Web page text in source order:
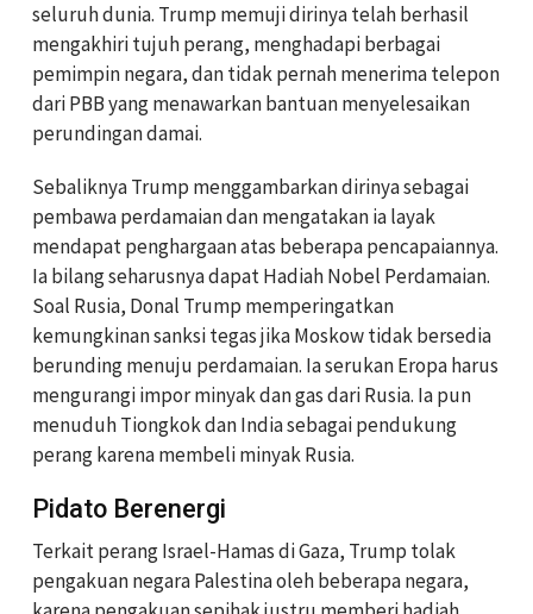
seluruh dunia. Trump memuji dirinya telah berhasil
mengakhiri tujuh perang, menghadapi berbagai
pemimpin negara, dan tidak pernah menerima telepon
dari PBB yang menawarkan bantuan menyelesaikan
perundingan damai.
Sebaliknya Trump menggambarkan dirinya sebagai
pembawa perdamaian dan mengatakan ia layak
mendapat penghargaan atas beberapa pencapaiannya.
Ia bilang seharusnya dapat Hadiah Nobel Perdamaian.
Soal Rusia, Donal Trump memperingatkan
kemungkinan sanksi tegas jika Moskow tidak bersedia
berunding menuju perdamaian. Ia serukan Eropa harus
mengurangi impor minyak dan gas dari Rusia. Ia pun
menuduh Tiongkok dan India sebagai pendukung
perang karena membeli minyak Rusia.
Pidato Berenergi
Terkait perang Israel-Hamas di Gaza, Trump tolak
pengakuan negara Palestina oleh beberapa negara,